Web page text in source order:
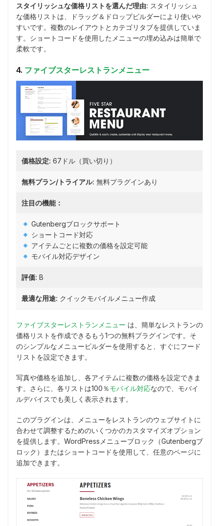
スタイリッシュな価格リストを選んだ理由: スタイリッシュ
な価格リストは、ドラッグ＆ドロップビルダーにより使いや
すいです。複数のレイアウトとカテゴリタブを提供していま
す。ショートコードを使用したメニューの埋め込みは簡単で
柔軟です。
4. ファイブスターレストランメニュー
価格設定: 67ドル（買い切り）
無料プラン/トライアル: 無料プラグインあり
注目の機能：
Gutenbergブロックサポート
ショートコード対応
アイテムごとに複数の価格を設定可能
モバイル対応デザイン
評価: B
最適な用途: クイックモバイルメニュー作成
ファイブスターレストランメニュー は、簡単なレストランの
価格リストを作成できるもう1つの無料プラグインです。そ
のシンプルなメニュービルダーを使用すると、すぐにフード
リストを設定できます。
写真や価格を追加し、各アイテムに複数の価格を設定できま
す。さらに、各リストは100％モバイル対応なので、モバイ
ルデバイスでも美しく表示されます。
このプラグインは、メニューをレストランのウェブサイトに
合わせて調整するためのいくつかのカスタマイズオプション
を提供します。WordPressメニューブロック（Gutenbergブ
ロック）またはショートコードを使用して、任意のページに
追加できます。